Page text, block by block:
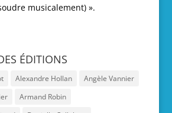
musicalement) ».
ÉDITIONS
Alexandre Hollan
Angèle Vannier
Armand Robin